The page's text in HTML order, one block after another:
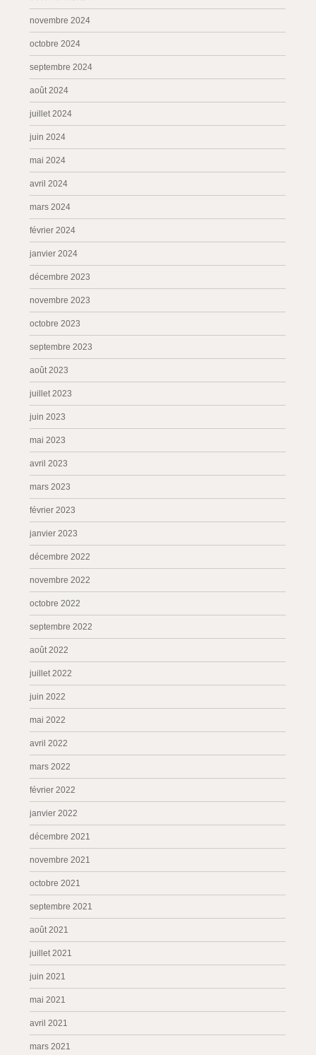
novembre 2024
octobre 2024
septembre 2024
août 2024
juillet 2024
juin 2024
mai 2024
avril 2024
mars 2024
février 2024
janvier 2024
décembre 2023
novembre 2023
octobre 2023
septembre 2023
août 2023
juillet 2023
juin 2023
mai 2023
avril 2023
mars 2023
février 2023
janvier 2023
décembre 2022
novembre 2022
octobre 2022
septembre 2022
août 2022
juillet 2022
juin 2022
mai 2022
avril 2022
mars 2022
février 2022
janvier 2022
décembre 2021
novembre 2021
octobre 2021
septembre 2021
août 2021
juillet 2021
juin 2021
mai 2021
avril 2021
mars 2021